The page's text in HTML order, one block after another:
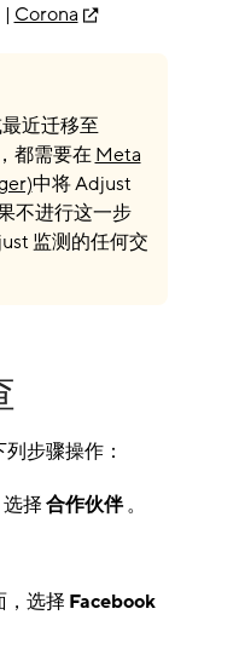
| Corona
近迁移至
都需要在Meta
中将 Adjust
不进行这一步
监测的任何交
步骤操作：
择合作伙伴​ 。
，选择 Facebook​